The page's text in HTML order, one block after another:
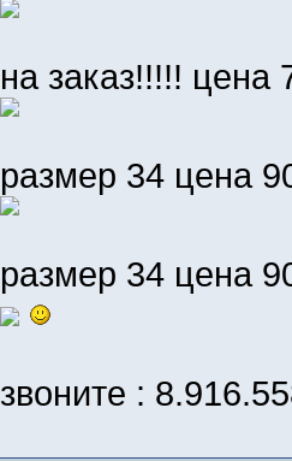
на заказ!!!!! цена
размер 34 цена
размер 34 цена
звоните :